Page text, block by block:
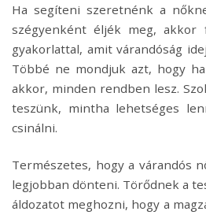
Ha segíteni szeretnénk a
szégyenként éljék meg, akkor
gyakorlattal, amit várandóság
Többé ne mondjuk azt, hogy
akkor, minden rendben lesz.
teszünk, mintha lehetséges
csinálni.
Természetes, hogy a várandós
legjobban dönteni. Törődnek a
áldozatot meghozni, hogy a